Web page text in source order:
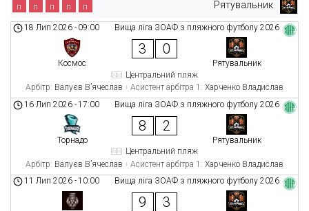
Рятувальник
п п п п п
Вища ліга ЗОАФ з пляжного футболу 2026
18 Лип 2026 - 09:00
Космос
3 0
Рятувальник
Центральний пляж
Арбітр: Валуєв В’ячеслав Асистент арбітра 1: Харченко Владислав
Вища ліга ЗОАФ з пляжного футболу 2026
16 Лип 2026 -17:00
Торнадо
8 2
Рятувальник
Центральний пляж
Арбітр: Валуєв В’ячеслав Асистент арбітра 1: Харченко Владислав
Вища ліга ЗОАФ з пляжного футболу 2026
11 Лип 2026 -10:00
9 3